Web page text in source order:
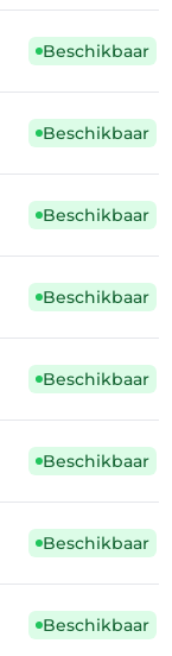
Beschikbaar
Beschikbaar
Beschikbaar
Beschikbaar
Beschikbaar
Beschikbaar
Beschikbaar
Beschikbaar